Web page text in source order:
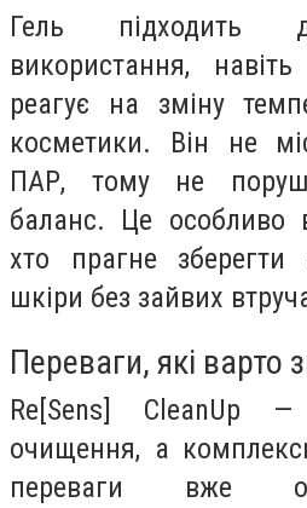
Гель підходить
використання,
реагує на зміну
косметики. Він не
ПАР, тому не
баланс. Це особливо
хто прагне зберегти
шкіри без зайвих
Переваги, які варто
Re[Sens] CleanUp
очищення, а
переваги вже